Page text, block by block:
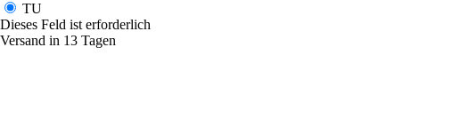
TU
Dieses Feld ist erforderlich
Versand in 13 Tagen